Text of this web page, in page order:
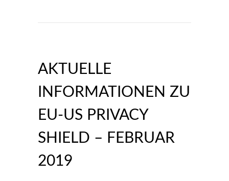
AKTUELLE
INFORMATIONEN ZU
EU-US PRIVACY
SHIELD – FEBRUAR
2019